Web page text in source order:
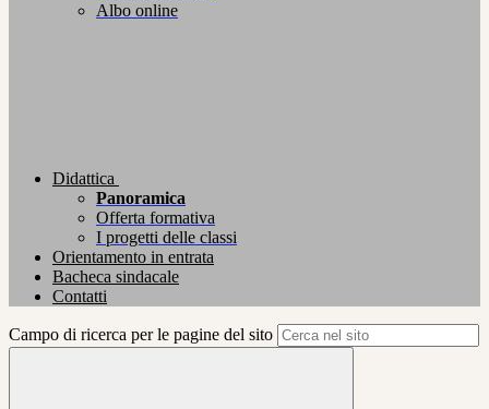
Albo online
Didattica
Panoramica
Offerta formativa
I progetti delle classi
Orientamento in entrata
Bacheca sindacale
Contatti
Campo di ricerca per le pagine del sito